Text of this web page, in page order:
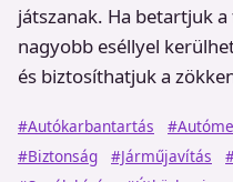
játszanak. Ha betartjuk
nagyobb eséllyel
és biztosíthatjuk a
#Autókarbantartás
#Biztonság
#Járműjavítás